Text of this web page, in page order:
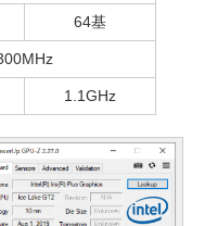
64基
1.1GHz